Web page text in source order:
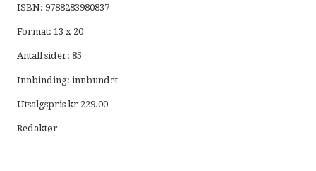
ISBN: 9788283980837
Format: 13 x 20
Antall sider: 85
Innbinding: innbundet
Utsalgspris kr 229.00
Redaktør -